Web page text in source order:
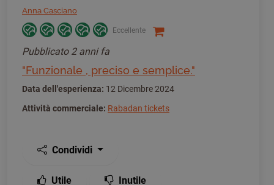
Anna Casciano
Eccellente
Pubblicato 2 anni fa
"Funzionale , preciso e semplice."
Data dell'esperienza: 12 Dicembre 2024
Attività commerciale: Rabadan tickets
Condividi
Utile Inutile